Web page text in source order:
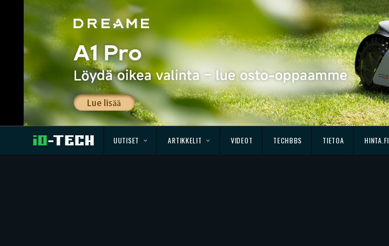
UUTISET ARTIKKELIT VIDEOT TECHBBS TIETOA HINTA.FI